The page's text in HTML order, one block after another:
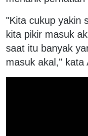
"Kita cukup yakin
kita pikir masuk
saat itu banyak
masuk akal," kata